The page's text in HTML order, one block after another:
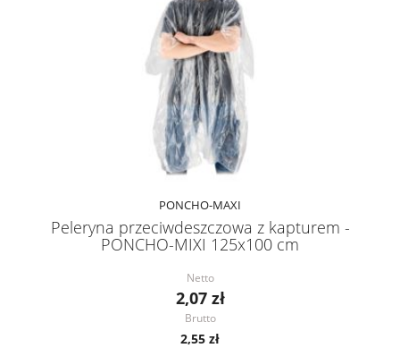
PONCHO-MAXI
Peleryna przeciwdeszczowa z kapturem -
PONCHO-MIXI 125x100 cm
Netto
2,07 zł
Brutto
2,55 zł